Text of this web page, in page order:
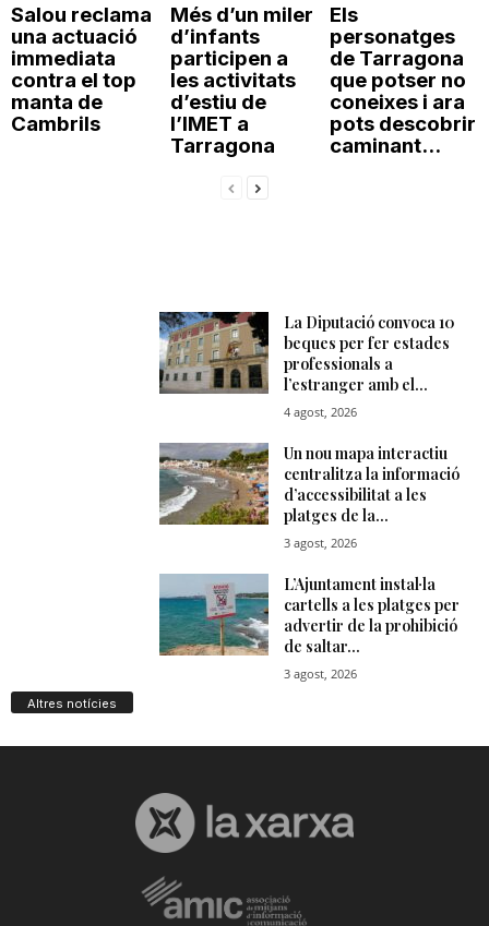
Salou reclama
una actuació
immediata
contra el top
manta de
Cambrils
Més d’un miler
d’infants
participen a
les activitats
d’estiu de
l’IMET a
Tarragona
Els
personatges
de Tarragona
que potser no
coneixes i ara
pots descobrir
caminant...
Altres notícies